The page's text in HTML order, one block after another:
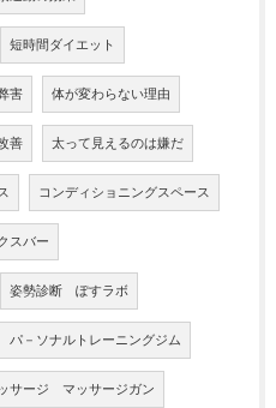
短時間ダイエット
害 体が変わらない理由
善 太って見えるのは嫌だ
コンディショニングスペース
スバー
姿勢診断 ぽすラボ
パ－ソナルトレーニングジム
サージ マッサージガン